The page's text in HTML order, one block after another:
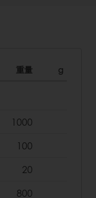
重量 g
1000
100
20
800